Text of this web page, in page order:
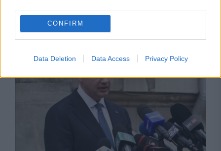
CONFIRM
Data Deletion Data Access Privacy Policy
A emigrat în Canada la 18 ani și a făcut carieră
în multinaționale. Descendentul unui domnitor,
propus ministru al Culturii